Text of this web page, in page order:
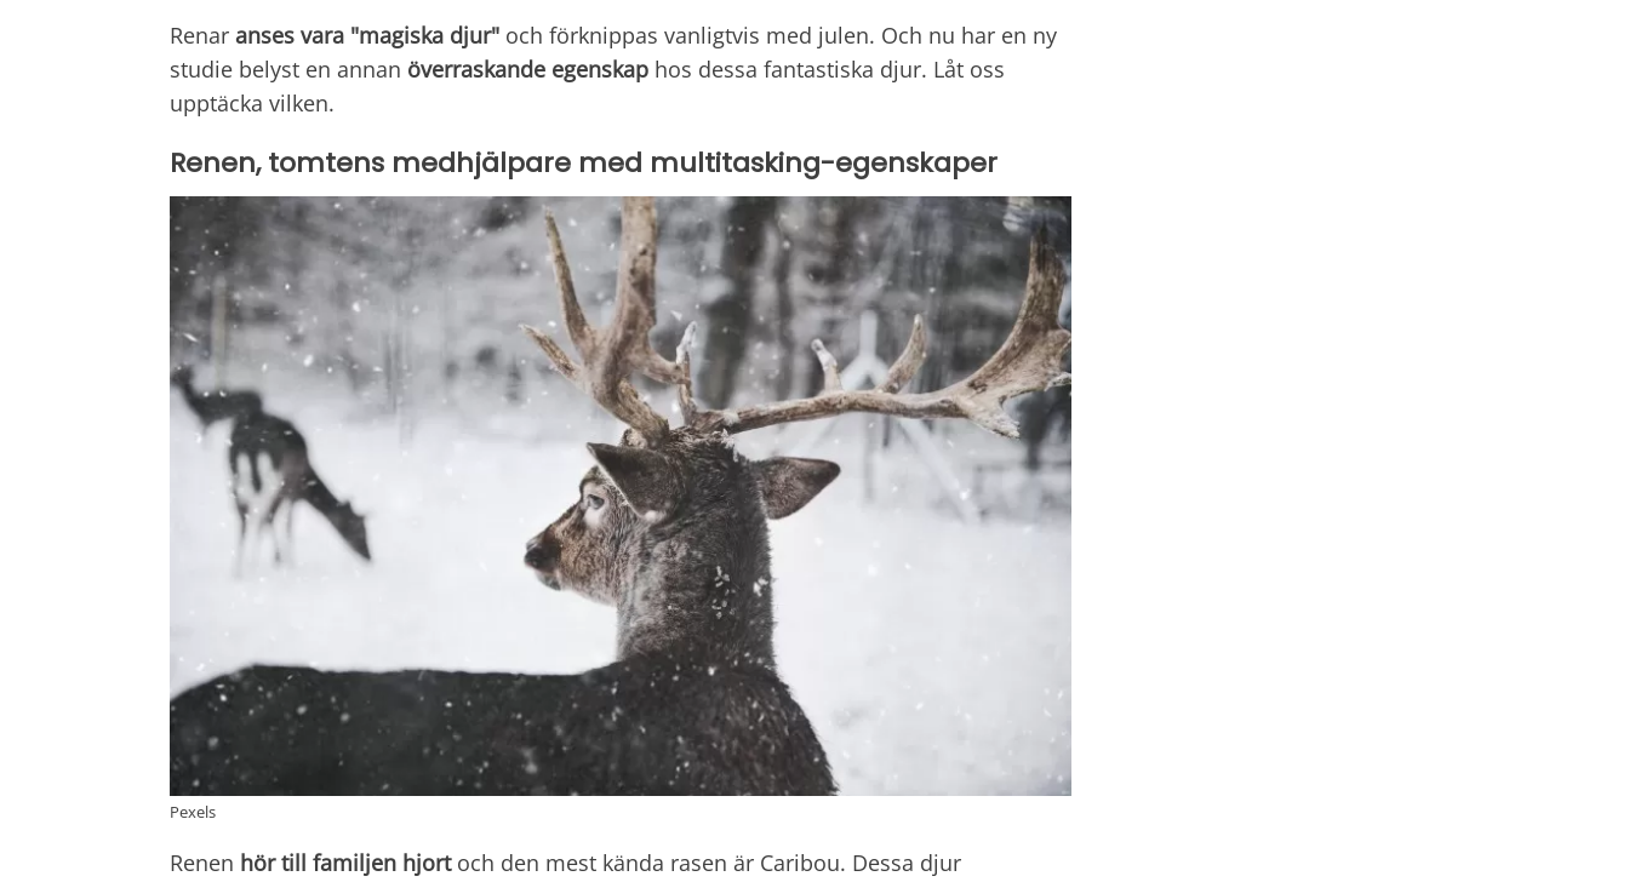
Renar anses vara "magiska djur" och förknippas vanligtvis med julen. Och nu har en ny
studie belyst en annan överraskande egenskap hos dessa fantastiska djur. Låt oss
upptäcka vilken.
Renen, tomtens medhjälpare med multitasking-egenskaper
Pexels
Renen hör till familjen hjortoch den mest kända rasen är Caribou. Dessa djur